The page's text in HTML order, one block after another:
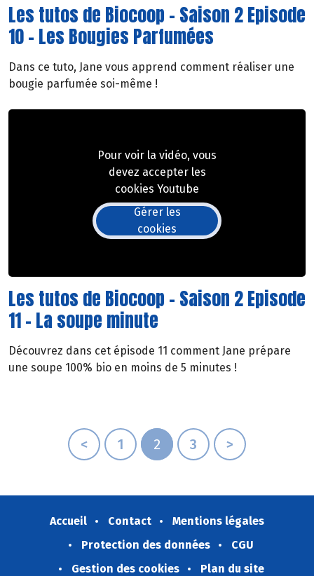
Les tutos de Biocoop - Saison 2 Episode
10 - Les Bougies Parfumées
Dans ce tuto, Jane vous apprend comment réaliser une
bougie parfumée soi-même !
Pour voir la vidéo, vous
devez accepter les
cookies Youtube
Gérer les
cookies
Les tutos de Biocoop - Saison 2 Episode
11 - La soupe minute
Découvrez dans cet épisode 11 comment Jane prépare
une soupe 100% bio en moins de 5 minutes !
< 1 2 3 >
Accueil Contact
Mentions légales
Protection des données
CGU
Gestion des cookies
Plan du site